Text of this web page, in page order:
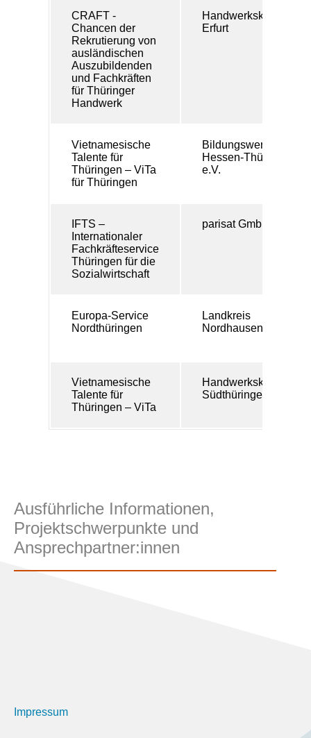
CRAFT -
Chancen der
Rekrutierung von
ausländischen
Auszubildenden
und Fachkräften
für Thüringer
Handwerk
Handwerkskammer
Erfurt
Vietnamesische
Talente für
Thüringen – ViTa
für Thüringen
Bildungswerk BAU
Hessen-Thüringen
e.V.
IFTS –
Internationaler
Fachkräfteservice
Thüringen für die
Sozialwirtschaft
parisat GmbH
Europa-Service
Nordthüringen
Landkreis
Nordhausen
Vietnamesische
Talente für
Thüringen – ViTa
Handwerkskammer
Südthüringen
Ausführliche Informationen,
Projektschwerpunkte und
Ansprechpartner:innen
Impressum